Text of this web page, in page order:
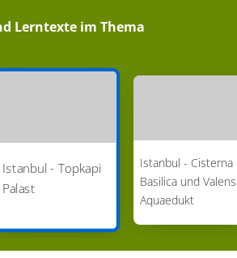
Lerntexte im Thema
Istanbul - Topkapi
Palast
Istanbul - Cisterna
Basilica und Valens
Aquaedukt